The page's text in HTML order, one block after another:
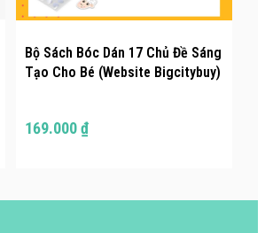
Bộ Sách Bóc Dán 17 Chủ Đề Sáng
Tạo Cho Bé (Website Bigcitybuy)
169.000 ₫